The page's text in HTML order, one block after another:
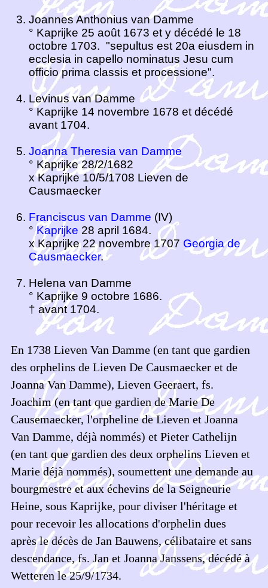
Joannes Anthonius van Damme
° Kaprijke 25 août 1673 et y décédé le 18
octobre 1703. "sepultus est 20a eiusdem in
ecclesia in capello nominatus Jesu cum
officio prima classis et processione".
Levinus van Damme
° Kaprijke 14 novembre 1678 et décédé
avant 1704.
Joanna Theresia van Damme
° Kaprijke 28/2/1682
x Kaprijke 10/5/1708 Lieven de
Causmaecker
Franciscus van Damme (IV)
°Kaprijke 28 april 1684.
x Kaprijke 22 novembre 1707 Georgia de
Causmaecker.
Helena van Damme
° Kaprijke 9 octobre 1686.
† avant 1704.
En 1738 Lieven Van Damme (en tant que gardien
des orphelins de Lieven De Causmaecker et de
Joanna Van Damme), Lieven Geeraert, fs.
Joachim (en tant que gardien de Marie De
Causemaecker, l'orpheline de Lieven et Joanna
Van Damme, déjà nommés) et Pieter Cathelijn
(en tant que gardien des deux orphelins Lieven et
Marie déjà nommés), soumettent une demande au
bourgmestre et aux échevins de la Seigneurie
Heine, sous Kaprijke, pour diviser l'héritage et
pour recevoir les allocations d'orphelin dues
après le décès de Jan Bauwens, célibataire et sans
descendance, fs. Jan et Joanna Janssens, décédé à
Wetteren le 25/9/1734.